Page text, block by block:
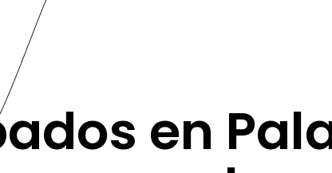
en